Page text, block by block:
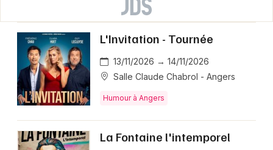
L'Invitation - Tournée
13/11/2026 → 14/11/2026
Salle Claude Chabrol - Angers
Humour à Angers
La Fontaine l'intemporel